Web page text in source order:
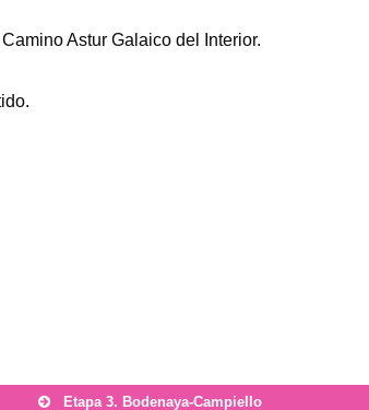
Astur Galaico del Interior.
Etapa 3. Bodenaya-Campiello